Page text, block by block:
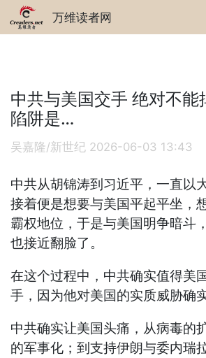
万维读者网
中共与美国交手 绝对不能
陷阱是…
吴嘉隆/新世纪 2026-06-03 13:43
中共从胡锦涛到习近平，一直以
接着便是想要与美国平起平坐，
霸权地位，于是与美国明争暗斗
也接近翻脸了。
在这个过程中，中共确实值得美
手，因为他对美国的实质威胁确
中共确实让美国头痛，从病毒的
的军事化；到支持伊朗与委内瑞